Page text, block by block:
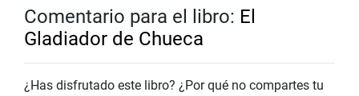
Comentario para el libro: El
Gladiador de Chueca
¿Has disfrutado este libro? ¿Por qué no compartes tu